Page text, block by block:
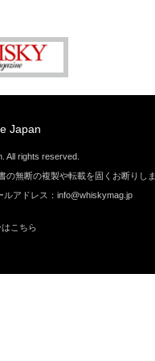
Japan
All rights reserved.
無断の複製や転載を固くお断りし
アドレス：info@whiskymag.jp
こちら